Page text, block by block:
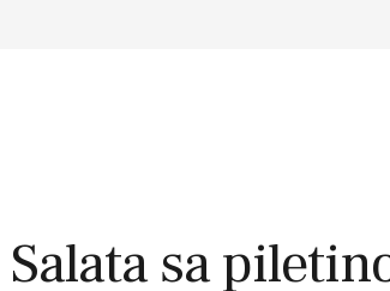
Salata sa